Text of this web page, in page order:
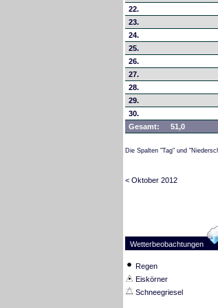
22.
23.
24.
25.
26.
27.
28.
29.
30.
Gesamt:
51,0
Die Spalten "Tag" und
< Oktober 2012
Wetterbeobachtungen
Regen
Eiskörner
Schneegriesel